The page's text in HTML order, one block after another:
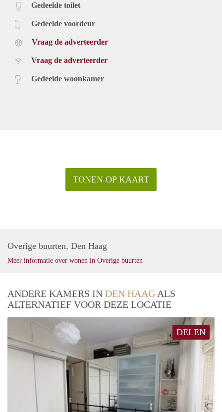
Gedeelde toilet
Gedeelde voordeur
Vraag de adverteerder
Vraag de adverteerder
Gedeelde woonkamer
TONEN OP KAART
Overige buurten, Den Haag
Meer informatie over wonen in Overige buurten
ANDERE KAMERS IN DEN HAAG ALS
ALTERNATIEF VOOR DEZE LOCATIE
DELEN